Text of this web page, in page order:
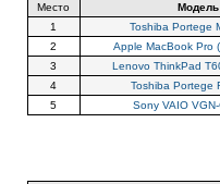
Место
Модель
1
Toshiba Portege
2
Apple MacBook Pro
3
Lenovo ThinkPad
4
Toshiba Portege
5
Sony VAIO